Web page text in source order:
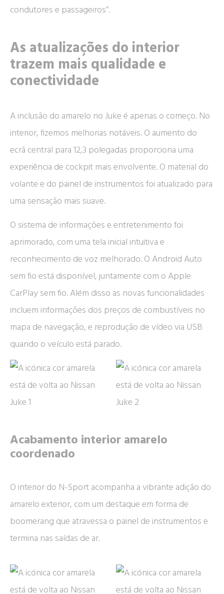
condutores e passageiros”.
As atualizações do interior
trazem mais qualidade e
conectividade
A inclusão do amarelo no Juke é apenas o começo. No
interior, fizemos melhorias notáveis. O aumento do
ecrã central para 12,3 polegadas proporciona uma
experiência de cockpit mais envolvente. O material do
volante e do painel de instrumentos foi atualizado para
uma sensação mais suave.
O sistema de informações e entretenimento foi
aprimorado, com uma tela inicial intuitiva e
reconhecimento de voz melhorado. O Android Auto
sem fio está disponível, juntamente com o Apple
CarPlay sem fio. Além disso as novas funcionalidades
incluem informações dos preços de combustíveis no
mapa de navegação, e reprodução de vídeo via USB
quando o veículo está parado.
Acabamento interior amarelo
coordenado
O interior do N-Sport acompanha a vibrante adição do
amarelo exterior, com um destaque em forma de
boomerang que atravessa o painel de instrumentos e
termina nas saídas de ar.